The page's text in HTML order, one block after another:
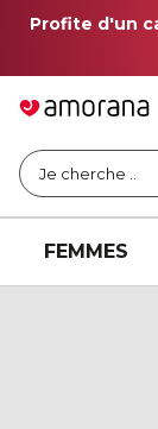
Profite d'un
Je cherche ..
FEMMES